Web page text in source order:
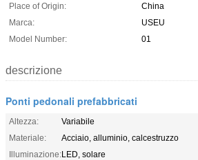
Place of Origin:
China
Marca:
USEU
Model Number:
01
descrizione
Ponti pedonali prefabbricati
Altezza:
Variabile
Materiale:
Acciaio, alluminio, calcestruzzo
Illuminazione:LED, solare